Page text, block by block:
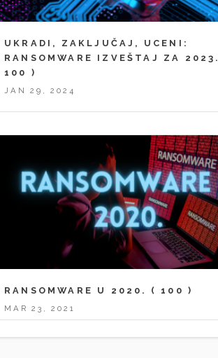
UKRADI, ZAKLJUČAJ, UCENI:
RANSOMWARE IZVEŠTAJ ZA 2023.
100 )
JAN 29, 2024
RANSOMWARE U 2020. ( 100 )
MAR 23, 2021